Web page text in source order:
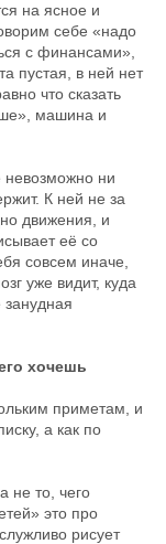
на ясное и
себе «надо
с финансами»,
пустая, в ней нет
что сказать
машина и
невозможно ни
К ней не за
движения, и
её со
совсем иначе,
уже видит, куда
хочешь
приметам, и
а как по
не то, чего
это про
рисует